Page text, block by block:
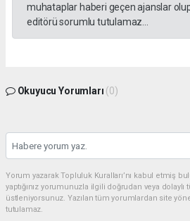
muhataplar haberi geçen ajanslar
editörü sorumlu tutulamaz...
Okuyucu Yorumları (0)
Yorum yazarak Topluluk Kuralları’nı kabul etmiş
yaptığınız yorumunuzla ilgili doğrudan veya
üstleniyorsunuz. Yazılan tüm yorumlardan site
tutulamaz.